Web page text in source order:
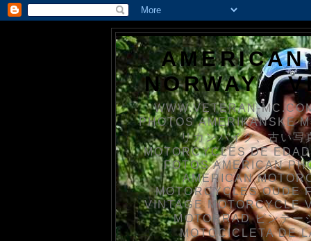
NORWAY /
WWW.VETERAN-
PHOTOS AMERIKANSKE
リカンバイク、古い
MOTORCYCLES DE
FOTOS AMERICAN
AMERICAN
MOTORCYCLES OUDE
VINTAGE MOTORCYCLE
MOTORRAD ビンテ
MOTOCICLETA DE